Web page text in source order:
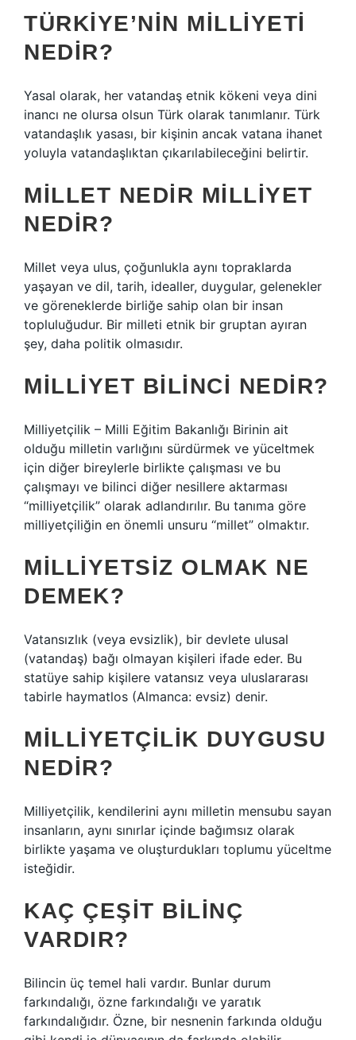
TÜRKIYE’NIN MILLIYETI
NEDIR?
Yasal olarak, her vatandaş etnik kökeni veya dini
inancı ne olursa olsun Türk olarak tanımlanır. Türk
vatandaşlık yasası, bir kişinin ancak vatana ihanet
yoluyla vatandaşlıktan çıkarılabileceğini belirtir.
MILLET NEDIR MILLIYET
NEDIR?
Millet veya ulus, çoğunlukla aynı topraklarda
yaşayan ve dil, tarih, idealler, duygular, gelenekler
ve göreneklerde birliğe sahip olan bir insan
topluluğudur. Bir milleti etnik bir gruptan ayıran
şey, daha politik olmasıdır.
MILLIYET BILINCI NEDIR?
Milliyetçilik – Milli Eğitim Bakanlığı Birinin ait
olduğu milletin varlığını sürdürmek ve yüceltmek
için diğer bireylerle birlikte çalışması ve bu
çalışmayı ve bilinci diğer nesillere aktarması
“milliyetçilik” olarak adlandırılır. Bu tanıma göre
milliyetçiliğin en önemli unsuru “millet” olmaktır.
MILLIYETSIZ OLMAK NE
DEMEK?
Vatansızlık (veya evsizlik), bir devlete ulusal
(vatandaş) bağı olmayan kişileri ifade eder. Bu
statüye sahip kişilere vatansız veya uluslararası
tabirle haymatlos (Almanca: evsiz) denir.
MILLIYETÇILIK DUYGUSU
NEDIR?
Milliyetçilik, kendilerini aynı milletin mensubu sayan
insanların, aynı sınırlar içinde bağımsız olarak
birlikte yaşama ve oluşturdukları toplumu yüceltme
isteğidir.
KAÇ ÇEŞIT BILINÇ
VARDIR?
Bilincin üç temel hali vardır. Bunlar durum
farkındalığı, özne farkındalığı ve yaratık
farkındalığıdır. Özne, bir nesnenin farkında olduğu